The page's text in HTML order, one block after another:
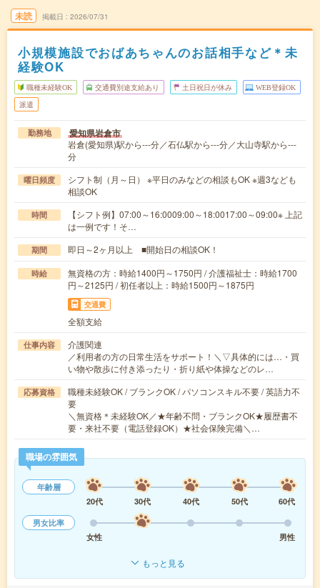
未読 掲載日 2026/07/31
小規模施設でおばあちゃんのお話相手など＊未
経験OK
職種未経験OK 交通費別途支給あり 土日祝日が休み WEB登録OK
派遣
勤務地 愛知県岩倉市
岩倉(愛知県)駅から---分／石仏駅から---分／大山寺駅から---
分
曜日頻度
シフト制（月～日） ※平日のみなどの相談もOK ※週3なども
相談OK
時間
【シフト例】07:00～16:0009:00～18:0017:00～09:00※ 上記
は一例です！そ…
期間 即日～2ヶ月以上 ■開始日の相談OK！
時給
無資格の方：時給1400円～1750円 / 介護福祉士：時給1700
円～2125円 / 初任者以上：時給1500円～1875円
交通費
全額支給
仕事内容
介護関連
／利用者の方の日常生活をサポート！＼▽具体的には…・買
い物や散歩に付き添ったり・折り紙や体操などのレ…
応募資格
職種未経験OK / ブランクOK / パソコンスキル不要 / 英語力不
要
＼無資格＊未経験OK／★年齢不問・ブランクOK★履歴書不
要・来社不要（電話登録OK）★社会保険完備＼…
職場の雰囲気
年齢層
20代
30代 40代 50代
60代
男女比率
女性
男性
もっと見る